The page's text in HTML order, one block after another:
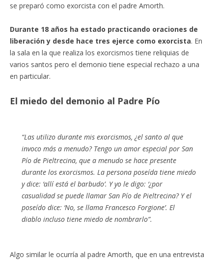
se preparó como exorcista con el padre Amorth.
Durante 18 años ha estado practicando oraciones de
liberación y desde hace tres ejerce como exorcista. En
la sala en la que realiza los exorcismos tiene reliquias de
varios santos pero el demonio tiene especial rechazo a una
en particular.
El miedo del demonio al Padre Pío
“Las utilizo durante mis exorcismos, ¿el santo al que
invoco más a menudo? Tengo un amor especial por San
Pío de Pieltrecina, que a menudo se hace presente
durante los exorcismos. La persona poseída tiene miedo
y dice: ‘allí está el barbudo’. Y yo le digo: ‘¿por
casualidad se puede llamar San Pío de Pieltrecina? Y el
poseído dice: ‘No, se llama Francesco Forgione’. El
diablo incluso tiene miedo de nombrarlo”.
Algo similar le ocurría al padre Amorth, que en una entrevista